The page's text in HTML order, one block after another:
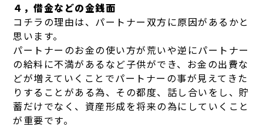
４，借金などの金銭面
コチラの理由は、パートナー双方に原因があるかと
思います。
パートナーのお金の使い方が荒いや逆にパートナー
の給料に不満があるなど子供ができ、お金の出費な
どが増えていくことでパートナーの事が見えてきた
りすることがある為、その都度、話し合いをし、貯
蓄だけでなく、資産形成を将来の為にしていくこと
が重要です。